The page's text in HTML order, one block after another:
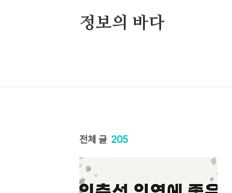
정보의 바다
전체 글 205